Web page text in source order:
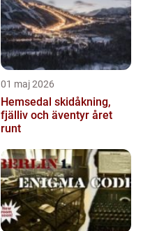
01 maj 2026
Hemsedal skidåkning,
fjälliv och äventyr året
runt